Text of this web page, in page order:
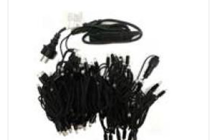
263 710 898 geral@luxivo.pt